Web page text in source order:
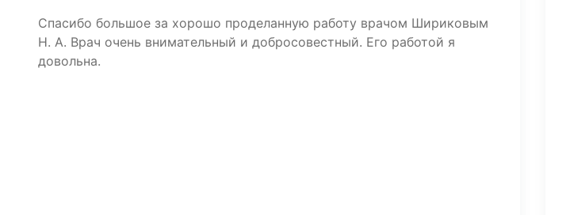
Спасибо большое за хорошо проделанную работу врачом Шириковым
Н. А. Врач очень внимательный и добросовестный. Его работой я
довольна.